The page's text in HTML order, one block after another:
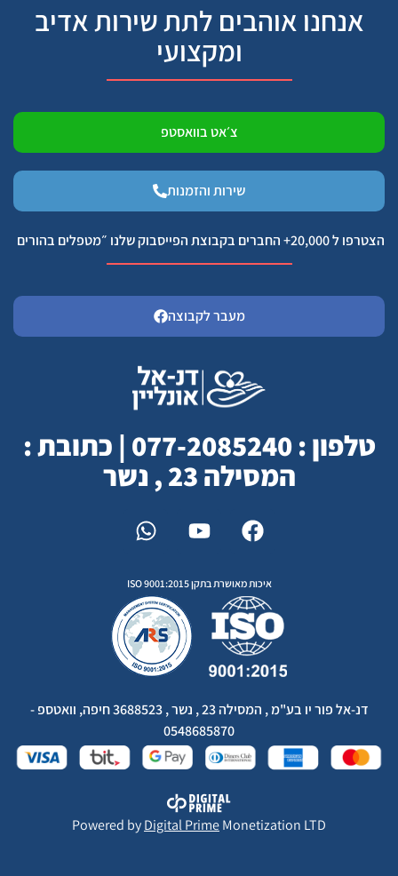
אנחנו אוהבים לתת שירות אדיב
ומקצועי
צ׳אט בוואסטפ
שירות והזמנות
הצטרפו ל 20,000+ החברים בקבוצת הפייסבוק שלנו ״מטפלים בהורים
מעבר לקבוצה
טלפון : 077-2085240 | כתובת :
המסילה 23 , נשר
איכות מאושרת בתקן ISO 9001:2015
דנ-אל פור יו בע"מ , המסילה 23 , נשר , 3688523 חיפה, וואטספ -
0548685870
Powered byDigital PrimeMonetization LTD